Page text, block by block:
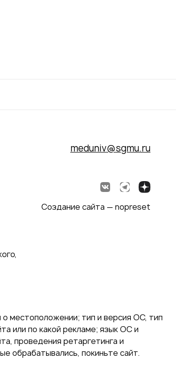
meduniv@sgmu.ru
Создание сайта — nopreset
о местоположении; тип и версия ОС, тип
или по какой рекламе; язык ОС и
проведения ретаргетинга и
обрабатывались, покиньте сайт.